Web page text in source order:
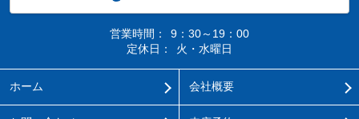
営業時間：
9：30～19：00
定休日：
火・水曜日
ホーム 会社概要